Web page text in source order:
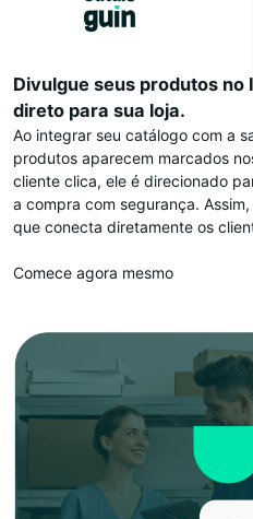
Divulgue seus produtos
direto para sua loja.
Ao integrar seu catálogo com a
produtos aparecem marcados
cliente clica, ele é direcionado
a compra com segurança.
que conecta diretamente os
Comece agora mesmo